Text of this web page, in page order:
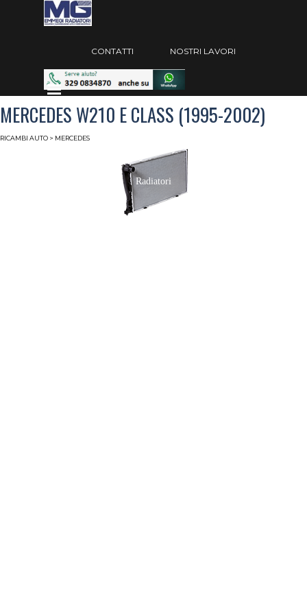
Vai ai contenuti
Salta menù
CONTATTI NOSTRI LAVORI
Salta menù
MERCEDES W210 E CLASS (1995-2002)
RICAMBI AUTO > MERCEDES
Radiatori